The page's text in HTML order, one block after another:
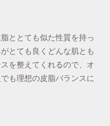
ととても似た性質を持っ
とても良くどんな肌とも
を整えてくれるので、オ
も理想の皮脂バランスに